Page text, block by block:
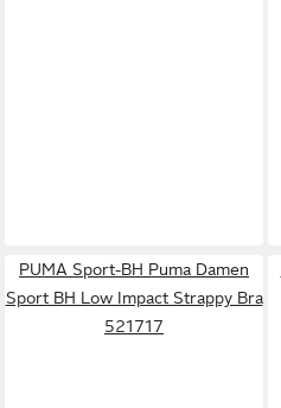
PUMA Sport-BH Puma Damen
Sport BH Low Impact Strappy Bra
521717